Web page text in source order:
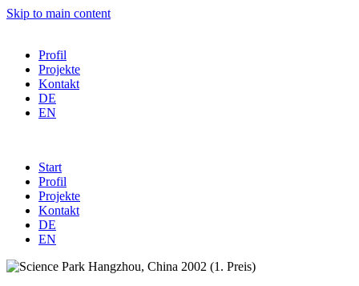
Skip to main content
Profil
Projekte
Kontakt
DE
EN
Start
Profil
Projekte
Kontakt
DE
EN